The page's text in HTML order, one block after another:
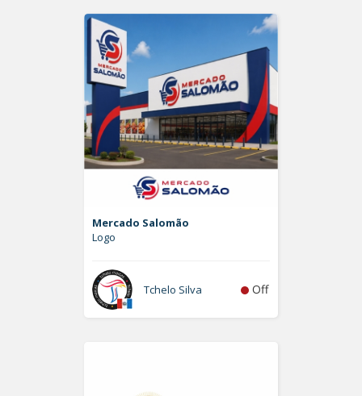
Mercado Salomão
Logo
Tchelo Silva Off